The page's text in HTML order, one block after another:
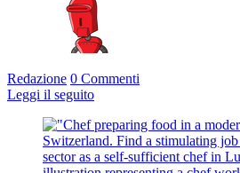
Redazione 0 Commenti
Leggi il seguito